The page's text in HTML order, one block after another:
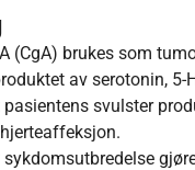
(CgA) brukes som
av serotonin, 5-
svulster